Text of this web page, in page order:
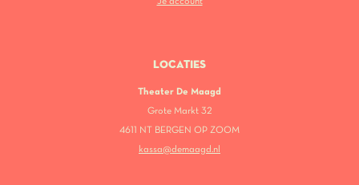
LOCATIES
Theater De Maagd
Grote Markt 32
4611 NT BERGEN OP ZOOM
kassa@demaagd.nl